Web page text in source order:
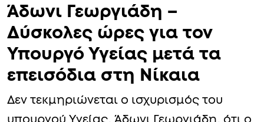
Άδωνι Γεωργιάδη –
Δύσκολες ώρες για τον
Υπουργό Υγείας μετά τα
επεισόδια στη Νίκαια
Δεν τεκμηριώνεται ο ισχυρισμός του
υπουργού Υγείας, Άδωνι Γεωργιάδη, ότι ο